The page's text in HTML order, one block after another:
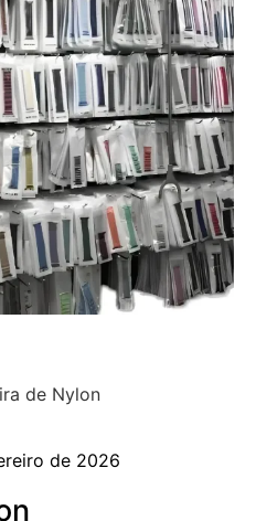
de Nylon
de 2026